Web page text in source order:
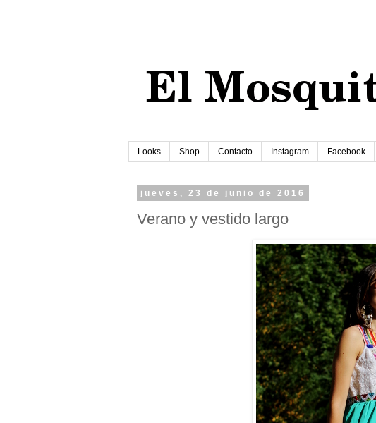
Looks Shop Contacto Instagram Facebook
jueves, 23 de junio de 2016
Verano y vestido largo